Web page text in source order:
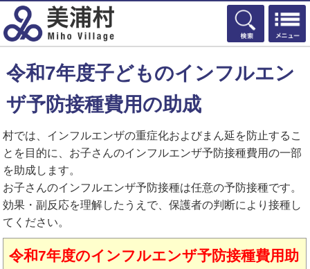
検索
令和7年度子どものインフルエン
ザ予防接種費用の助成
村では、インフルエンザの重症化およびまん延を防止するこ
とを目的に、お子さんのインフルエンザ予防接種費用の一部
を助成します。
お子さんのインフルエンザ予防接種は任意の予防接種です。
効果・副反応を理解したうえで、保護者の判断により接種し
てください。
令和7年度のインフルエンザ予防接種費用助